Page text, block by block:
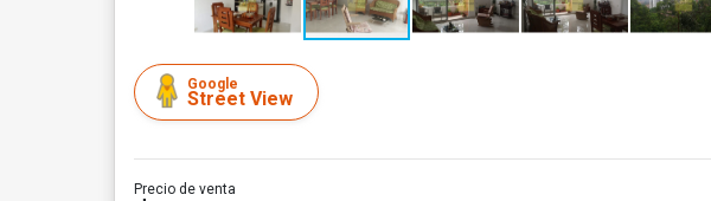
Google
Street View
Precio de venta